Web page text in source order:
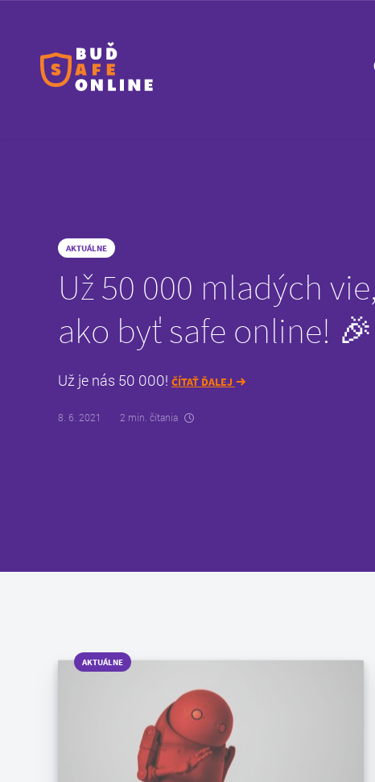
AKTUÁLNE
Už 50 000 mladých vie,
ako byť safe online! 🎉
Už je nás 50 000! ČÍTAŤ ĎALEJ
8. 6. 2021 2 min. čítania
AKTUÁLNE